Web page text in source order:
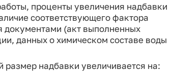
проценты увеличения надбавки
соответствующего фактора
документами (акт выполненных
данных о химическом составе воды
надбавки увеличивается на: